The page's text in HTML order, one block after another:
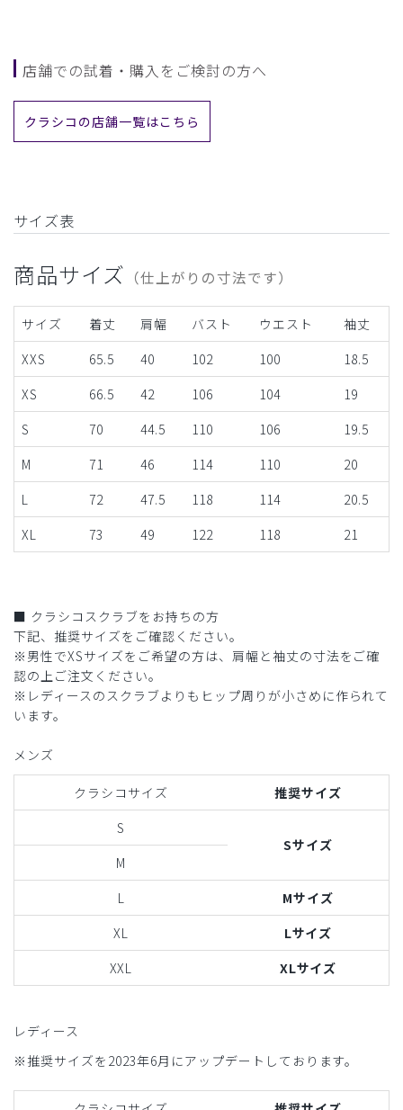
店舗での試着・購入をご検討の方へ
クラシコの店舗一覧はこちら
サイズ表
商品サイズ （仕上がりの寸法です）
サイズ 着丈 肩幅 バスト ウエスト
袖丈
XXS
65.5 40 102 100
18.5
XS
66.5 42 106 104
19
S
70 44.5 110 106
19.5
M
71 46 114 110
20
L
72 47.5 118 114
20.5
XL
73 49 122 118 21
■ クラシコスクラブをお持ちの方
下記、推奨サイズをご確認ください。
※男性でXSサイズをご希望の方は、肩幅と袖丈の寸法をご確
認の上ご注文ください。
※レディースのスクラブよりもヒップ周りが小さめに作られて
います。
メンズ
クラシコサイズ
推奨サイズ
S
Sサイズ
M
L
Mサイズ
XL
Lサイズ
XXL
XLサイズ
レディース
※推奨サイズを2023年6月にアップデートしております。